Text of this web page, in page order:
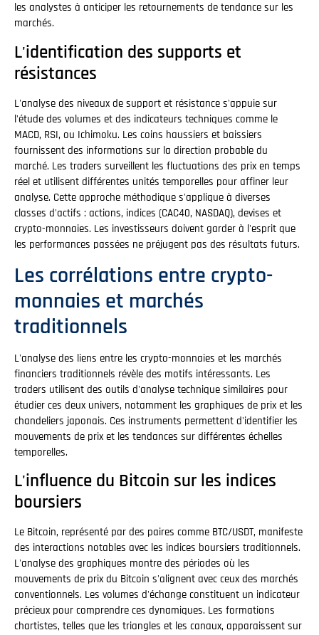
les analystes à anticiper les retournements de tendance sur les
marchés.
L'identification des supports et
résistances
L'analyse des niveaux de support et résistance s'appuie sur
l'étude des volumes et des indicateurs techniques comme le
MACD, RSI, ou Ichimoku. Les coins haussiers et baissiers
fournissent des informations sur la direction probable du
marché. Les traders surveillent les fluctuations des prix en temps
réel et utilisent différentes unités temporelles pour affiner leur
analyse. Cette approche méthodique s'applique à diverses
classes d'actifs : actions, indices (CAC40, NASDAQ), devises et
crypto-monnaies. Les investisseurs doivent garder à l'esprit que
les performances passées ne préjugent pas des résultats futurs.
Les corrélations entre crypto-
monnaies et marchés
traditionnels
L'analyse des liens entre les crypto-monnaies et les marchés
financiers traditionnels révèle des motifs intéressants. Les
traders utilisent des outils d'analyse technique similaires pour
étudier ces deux univers, notamment les graphiques de prix et les
chandeliers japonais. Ces instruments permettent d'identifier les
mouvements de prix et les tendances sur différentes échelles
temporelles.
L'influence du Bitcoin sur les indices
boursiers
Le Bitcoin, représenté par des paires comme BTC/USDT, manifeste
des interactions notables avec les indices boursiers traditionnels.
L'analyse des graphiques montre des périodes où les
mouvements de prix du Bitcoin s'alignent avec ceux des marchés
conventionnels. Les volumes d'échange constituent un indicateur
précieux pour comprendre ces dynamiques. Les formations
chartistes, telles que les triangles et les canaux, apparaissent sur